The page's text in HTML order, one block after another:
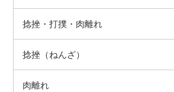
捻挫（ねんざ）
肉離れ